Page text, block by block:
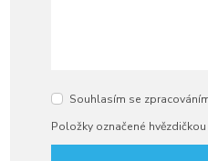
Souhlasím
zpracováním
osobních
Souhlasím se
Položky označené